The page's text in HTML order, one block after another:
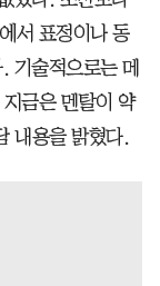
서 표정이나 동
기술적으로는 메
금은 멘탈이 약
내용을 밝혔다.